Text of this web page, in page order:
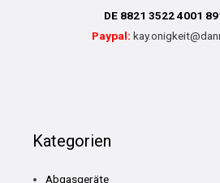
DE 8821 3522 4001
Paypal:
Kategorien
Abgasgeräte